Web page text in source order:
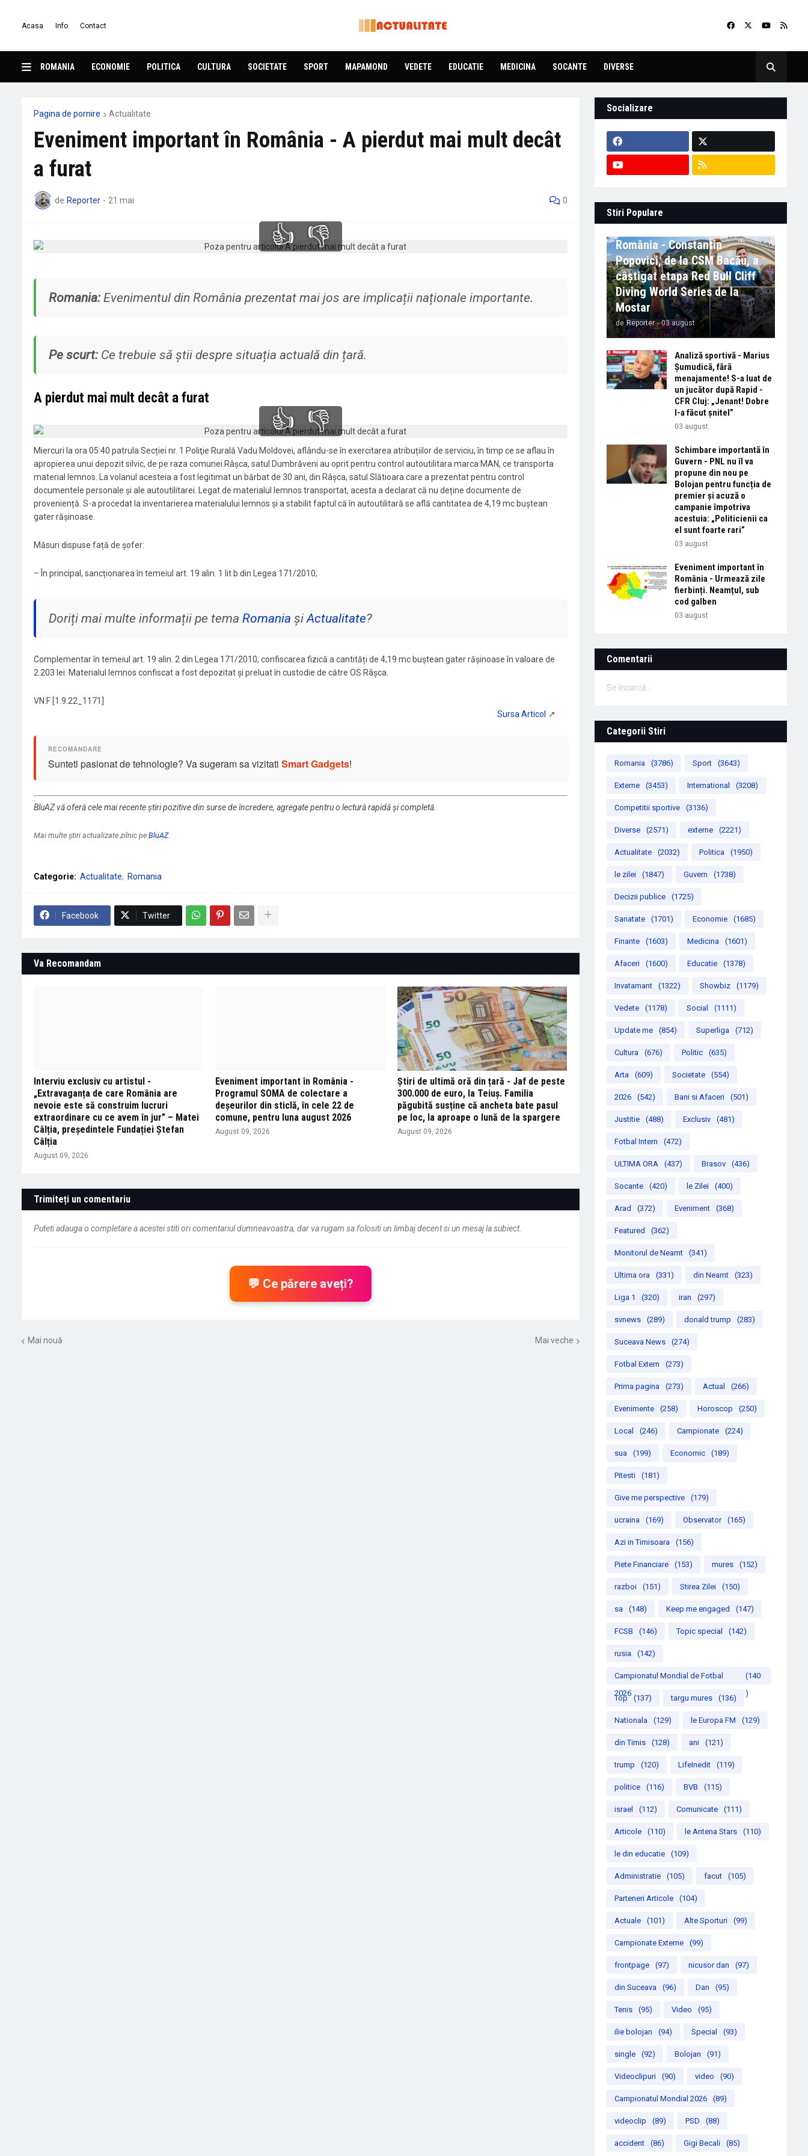
Acasa Info Contact
ROMANIA ECONOMIE POLITICA CULTURA SOCIETATE SPORT MAPAMOND VEDETE EDUCATIE MEDICINA SOCANTE DIVERSE
Pagina de pornire Actualitate
Eveniment important în România - A pierdut mai mult decât
a furat
de Reporter - 21 mai 0
👍 👎
Romania:Evenimentul din România prezentat mai jos are implicații naționale importante.
Pe scurt:Ce trebuie să știi despre situația actuală din țară.
A pierdut mai mult decât a furat
👍 👎
Miercuri la ora 05:40 patrula Secției nr. 1 Poliţie Rurală Vadu Moldovei, aflându-se în exercitarea atribuțiilor de serviciu, în timp ce se aflau în
apropierea unui depozit silvic, de pe raza comunei Râșca, satul Dumbrăveni au oprit pentru control autoutilitara marca MAN, ce transporta
material lemnos. La volanul acesteia a fost legitimat un bărbat de 30 ani, din Râșca, satul Slătioara care a prezentat pentru control
documentele personale și ale autoutilitarei. Legat de materialul lemnos transportat, acesta a declarat că nu deține documente de
proveniență. S-a procedat la inventarierea materialului lemnos și a stabilit faptul că în autoutilitară se află cantitatea de 4,19 mc buștean
gater rășinoase.
Măsuri dispuse față de șofer:
– În principal, sancționarea în temeiul art. 19 alin. 1 lit b din Legea 171/2010;
Doriți mai multe informații pe tema Romania și Actualitate?
Complementar în temeiul art. 19 alin. 2 din Legea 171/2010, confiscarea fizică a cantități de 4,19 mc buștean gater rășinoase în valoare de
2.203 lei. Materialul lemnos confiscat a fost depozitat și preluat în custodie de către OS Râșca.
VN:F [1.9.22_1171]
Sunteti pasionat de tehnologie? Va sugeram sa vizitati Smart Gadgets!
BluAZ vă oferă cele mai recente știri pozitive din surse de încredere, agregate pentru o lectură rapidă și completă.
Mai multe știri actualizate zilnic pe BluAZ.
Categorie: Actualitate Romania
Facebook Twitter
Va Recomandam
Interviu exclusiv cu artistul -
„Extravaganța de care România are
nevoie este să construim lucruri
extraordinare cu ce avem în jur” – Matei
Câlția, președintele Fundației Ștefan
Câlția
August 09, 2026
Eveniment important în România -
Programul SOMA de colectare a
deșeurilor din sticlă, în cele 22 de
comune, pentru luna august 2026
August 09, 2026
Știri de ultimă oră din țară - Jaf de peste
300.000 de euro, la Teiuș. Familia
păgubită susține că ancheta bate pasul
pe loc, la aproape o lună de la spargere
August 09, 2026
Trimiteți un comentariu
Puteti adauga o completare a acestei stiti ori comentariul dumneavoastra, dar va rugam sa folositi un limbaj decent si un mesaj la subiect.
💬 Ce părere aveți?
Mai nouă Mai veche
Socializare
Stiri Populare
România - Constantin
Popovici, de la CSM Bacău, a
câștigat etapa Red Bull Cliff
Diving World Series de la
Mostar
de Reporter - 03 august
Analiză sportivă - Marius
Șumudică, fără
menajamente! S-a luat de
un jucător după Rapid -
CFR Cluj: „Jenant! Dobre
l-a făcut șnitel”
03 august
Schimbare importantă în
Guvern - PNL nu îl va
propune din nou pe
Bolojan pentru funcția de
premier și acuză o
campanie împotriva
acestuia: „Politicienii ca
el sunt foarte rari”
03 august
Eveniment important în
România - Urmează zile
fierbinți. Neamțul, sub
cod galben
03 august
Comentarii
Se încarcă...
Categorii Stiri
Romania (3786) Sport (3643)
Externe (3453) International (3208)
Competitii sportive (3136)
Diverse (2571) externe (2221)
Actualitate (2032) Politica (1950)
le zilei (1847) Guvern (1738)
Decizii publice (1725)
Sanatate (1701) Economie (1685)
Finante (1603) Medicina (1601)
Afaceri (1600) Educatie (1378)
Invatamant (1322) Showbiz (1179)
Vedete (1178) Social (1111)
Update me (854) Superliga (712)
Cultura (676) Politic (635)
Arta (609) Societate (554)
2026 (542) Bani si Afaceri (501)
Justitie (488) Exclusiv (481)
Fotbal Intern (472)
ULTIMA ORA (437) Brasov (436)
Socante (420) le Zilei (400)
Arad (372) Eveniment (368)
Featured (362)
Monitorul de Neamt (341)
Ultima ora (331) din Neamt (323)
Liga 1 (320) iran (297)
svnews (289) donald trump (283)
Suceava News (274)
Fotbal Extern (273)
Prima pagina (273) Actual (266)
Evenimente (258) Horoscop (250)
Local (246) Campionate (224)
sua (199) Economic (189)
Pitesti (181)
Give me perspective (179)
ucraina (169) Observator (165)
Azi in Timisoara (156)
Piete Financiare (153) mures (152)
razboi (151) Stirea Zilei (150)
sa (148) Keep me engaged (147)
FCSB (146) Topic special (142)
rusia (142)
Campionatul Mondial de Fotbal
2026
(140
)
Top (137) targu mures (136)
Nationala (129) le Europa FM (129)
din Timis (128) ani (121)
trump (120) LifeInedit (119)
politice (116) BVB (115)
israel (112) Comunicate (111)
Articole (110) le Antena Stars (110)
le din educatie (109)
Administratie (105) facut (105)
Parteneri Articole (104)
Actuale (101) Alte Sporturi (99)
Campionate Externe (99)
frontpage (97) nicusor dan (97)
din Suceava (96) Dan (95)
Tenis (95) Video (95)
ilie bolojan (94) Special (93)
single (92) Bolojan (91)
Videoclipuri (90) video (90)
Campionatul Mondial 2026 (89)
videoclip (89) PSD (88)
accident (86) Gigi Becali (85)